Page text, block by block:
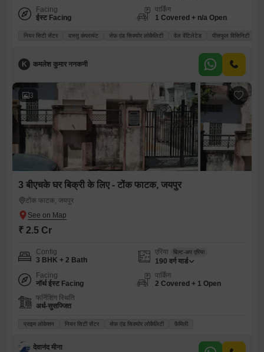
Facing
ईस्ट Facing
पार्किंग
1 Covered + n/a Open
नियर सिटी सेंटर वास्तु कंप्लायंट सेफ़ एंड सिक्योर लोकैलिटी वेल वेंटिलेटेड पीसफुल विसिनिटी
K कमलेश कुमार ननकनी
3
3 बीएचके घर बिक्री के लिए - टोंक फाटक, जयपुर
टोंक फाटक, जयपुर
₹ 2.5 Cr
Config
3 BHK + 2 Bath
एरिया बिल्ट-अप एरिया
190 वर्ग यार्ड
Facing
नॉर्थ ईस्ट Facing
पार्किंग
2 Covered + 1 Open
फर्निशिंग स्थिति
अर्ध-सुसज्जित
प्राइम लोकेशन नियर सिटी सेंटर सेफ़ एंड सिक्योर लोकैलिटी फ़ैमिली
देवानंद मीना